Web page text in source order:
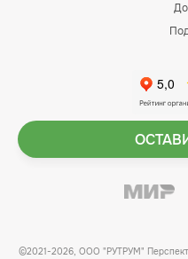
©2021-2026, ООО "РУТРУМ"